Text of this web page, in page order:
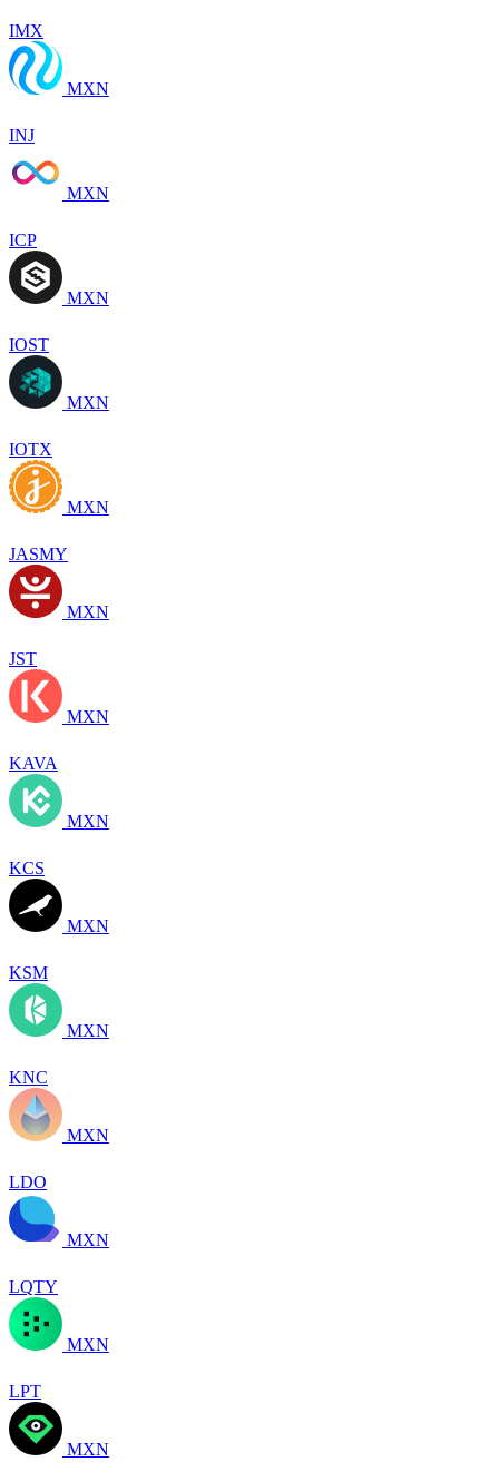
IMX
MXN
INJ
MXN
ICP
MXN
IOST
MXN
IOTX
MXN
JASMY
MXN
JST
MXN
KAVA
MXN
KCS
MXN
KSM
MXN
KNC
MXN
LDO
MXN
LQTY
MXN
LPT
MXN